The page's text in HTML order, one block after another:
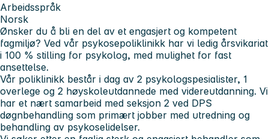
Arbeidsspråk
Norsk
Ønsker du å bli en del av et engasjert og kompetent
fagmiljø? Ved vår psykosepoliklinikk har vi ledig årsvikariat
i 100 % stilling for psykolog, med mulighet for fast
ansettelse.
Vår poliklinikk består i dag av 2 psykologspesialister, 1
overlege og 2 høyskoleutdannede med videreutdanning. Vi
har et nært samarbeid med seksjon 2 ved DPS
døgnbehandling som primært jobber med utredning og
behandling av psykoselidelser.